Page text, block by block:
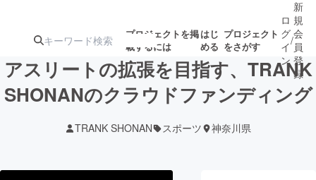
プロジェクトを掲
載するには
はじ
める
プロジェクト
をさがす
ターン
ジェクト
募集終了が近いプ
ロジェクト
ロ
グ
イ
ン
/
新
規
会
員
登
録
アスリートの拡張を目指す、TRANK
SHONANのクラウドファンディング
TRANK SHONAN スポーツ 神奈川県